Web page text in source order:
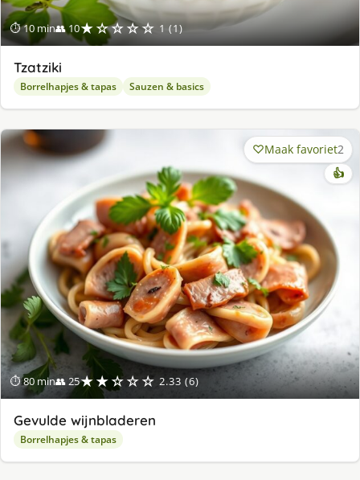
⏱ 10 min👥 10★☆☆☆☆ 1 (1)
Tzatziki
Borrelhapjes & tapas Sauzen & basics
⏱ 80 min👥 25★★☆☆☆ 2.33 (6)
Maak favoriet2
👍
Gevulde wijnbladeren
Borrelhapjes & tapas